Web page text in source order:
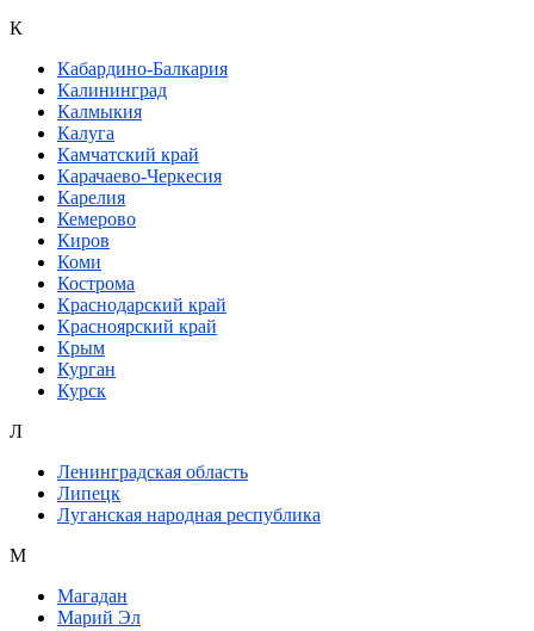
К
Кабардино-Балкария
Калининград
Калмыкия
Калуга
Камчатский край
Карачаево-Черкесия
Карелия
Кемерово
Киров
Коми
Кострома
Краснодарский край
Красноярский край
Крым
Курган
Курск
Л
Ленинградская область
Липецк
Луганская народная республика
М
Магадан
Марий Эл